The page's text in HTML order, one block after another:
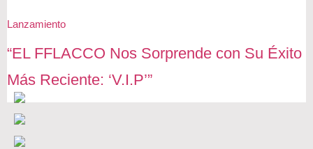
Lanzamiento
“EL FFLACCO Nos Sorprende con Su Éxito
Más Reciente: ‘V.I.P’”